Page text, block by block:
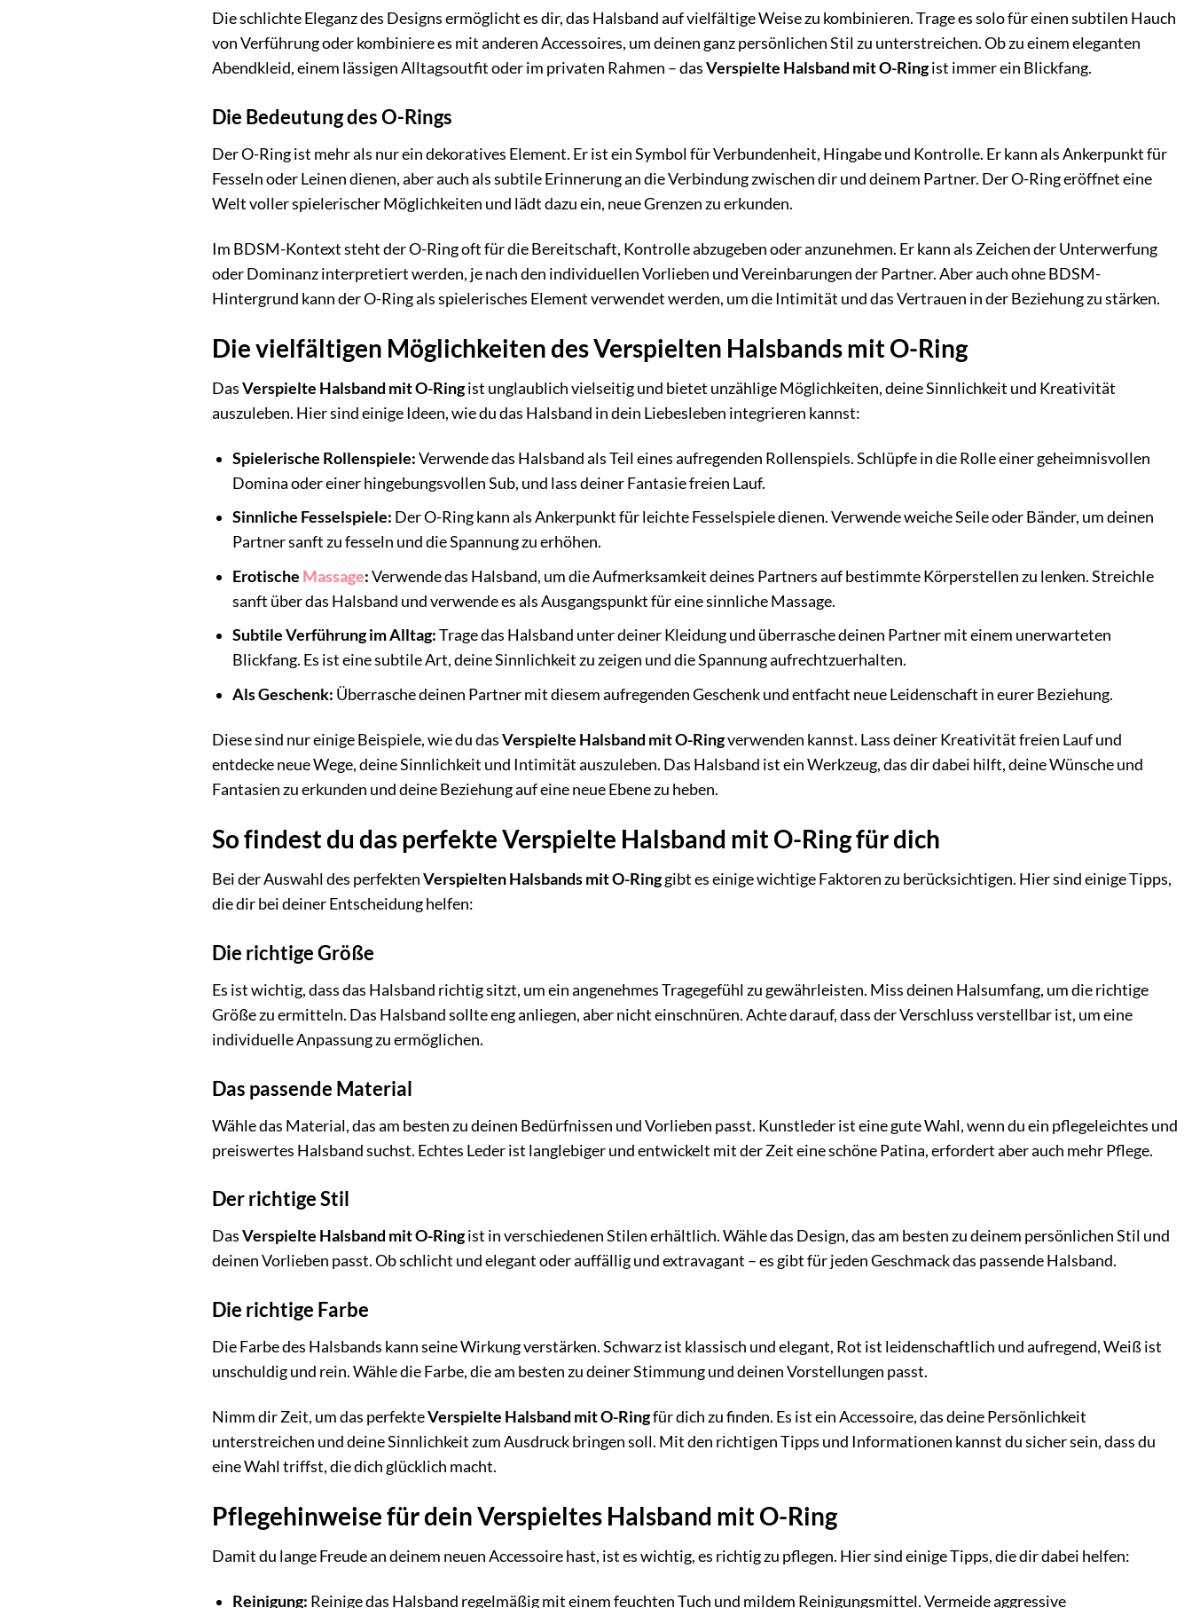
Die schlichte Eleganz des Designs ermöglicht es dir, das Halsband auf vielfältige Weise zu kombinieren. Trage es solo für einen subtilen Hauch
von Verführung oder kombiniere es mit anderen Accessoires, um deinen ganz persönlichen Stil zu unterstreichen. Ob zu einem eleganten
Abendkleid, einem lässigen Alltagsoutfit oder im privaten Rahmen – dasVerspielte Halsband mit O-Ringist immer ein Blickfang.
Die Bedeutung des O-Rings
Der O-Ring ist mehr als nur ein dekoratives Element. Er ist ein Symbol für Verbundenheit, Hingabe und Kontrolle. Er kann als Ankerpunkt für
Fesseln oder Leinen dienen, aber auch als subtile Erinnerung an die Verbindung zwischen dir und deinem Partner. Der O-Ring eröffnet eine
Welt voller spielerischer Möglichkeiten und lädt dazu ein, neue Grenzen zu erkunden.
Im BDSM-Kontext steht der O-Ring oft für die Bereitschaft, Kontrolle abzugeben oder anzunehmen. Er kann als Zeichen der Unterwerfung
oder Dominanz interpretiert werden, je nach den individuellen Vorlieben und Vereinbarungen der Partner. Aber auch ohne BDSM-
Hintergrund kann der O-Ring als spielerisches Element verwendet werden, um die Intimität und das Vertrauen in der Beziehung zu stärken.
Die vielfältigen Möglichkeiten des Verspielten Halsbands mit O-Ring
DasVerspielte Halsband mit O-Ringist unglaublich vielseitig und bietet unzählige Möglichkeiten, deine Sinnlichkeit und Kreativität
auszuleben. Hier sind einige Ideen, wie du das Halsband in dein Liebesleben integrieren kannst:
Spielerische Rollenspiele:Verwende das Halsband als Teil eines aufregenden Rollenspiels. Schlüpfe in die Rolle einer geheimnisvollen
Domina oder einer hingebungsvollen Sub, und lass deiner Fantasie freien Lauf.
Sinnliche Fesselspiele: Der O-Ring kann als Ankerpunkt für leichte Fesselspiele dienen. Verwende weiche Seile oder Bänder, um deinen
Partner sanft zu fesseln und die Spannung zu erhöhen.
Erotische Massage:Verwende das Halsband, um die Aufmerksamkeit deines Partners auf bestimmte Körperstellen zu lenken. Streichle
sanft über das Halsband und verwende es als Ausgangspunkt für eine sinnliche Massage.
Subtile Verführung im Alltag:Trage das Halsband unter deiner Kleidung und überrasche deinen Partner mit einem unerwarteten
Blickfang. Es ist eine subtile Art, deine Sinnlichkeit zu zeigen und die Spannung aufrechtzuerhalten.
Als Geschenk: Überrasche deinen Partner mit diesem aufregenden Geschenk und entfacht neue Leidenschaft in eurer Beziehung.
Diese sind nur einige Beispiele, wie du dasVerspielte Halsband mit O-Ringverwenden kannst. Lass deiner Kreativität freien Lauf und
entdecke neue Wege, deine Sinnlichkeit und Intimität auszuleben. Das Halsband ist ein Werkzeug, das dir dabei hilft, deine Wünsche und
Fantasien zu erkunden und deine Beziehung auf eine neue Ebene zu heben.
So findest du das perfekte Verspielte Halsband mit O-Ring für dich
Bei der Auswahl des perfektenVerspielten Halsbands mit O-Ringgibt es einige wichtige Faktoren zu berücksichtigen. Hier sind einige Tipps,
die dir bei deiner Entscheidung helfen:
Die richtige Größe
Es ist wichtig, dass das Halsband richtig sitzt, um ein angenehmes Tragegefühl zu gewährleisten. Miss deinen Halsumfang, um die richtige
Größe zu ermitteln. Das Halsband sollte eng anliegen, aber nicht einschnüren. Achte darauf, dass der Verschluss verstellbar ist, um eine
individuelle Anpassung zu ermöglichen.
Das passende Material
Wähle das Material, das am besten zu deinen Bedürfnissen und Vorlieben passt. Kunstleder ist eine gute Wahl, wenn du ein pflegeleichtes und
preiswertes Halsband suchst. Echtes Leder ist langlebiger und entwickelt mit der Zeit eine schöne Patina, erfordert aber auch mehr Pflege.
Der richtige Stil
DasVerspielte Halsband mit O-Ringist in verschiedenen Stilen erhältlich. Wähle das Design, das am besten zu deinem persönlichen Stil und
deinen Vorlieben passt. Ob schlicht und elegant oder auffällig und extravagant – es gibt für jeden Geschmack das passende Halsband.
Die richtige Farbe
Die Farbe des Halsbands kann seine Wirkung verstärken. Schwarz ist klassisch und elegant, Rot ist leidenschaftlich und aufregend, Weiß ist
unschuldig und rein. Wähle die Farbe, die am besten zu deiner Stimmung und deinen Vorstellungen passt.
Nimm dir Zeit, um das perfekteVerspielte Halsband mit O-Ringfür dich zu finden. Es ist ein Accessoire, das deine Persönlichkeit
unterstreichen und deine Sinnlichkeit zum Ausdruck bringen soll. Mit den richtigen Tipps und Informationen kannst du sicher sein, dass du
eine Wahl triffst, die dich glücklich macht.
Pflegehinweise für dein Verspieltes Halsband mit O-Ring
Damit du lange Freude an deinem neuen Accessoire hast, ist es wichtig, es richtig zu pflegen. Hier sind einige Tipps, die dir dabei helfen:
Reinigung: Reinige das Halsband regelmäßig mit einem feuchten Tuch und mildem Reinigungsmittel. Vermeide aggressive